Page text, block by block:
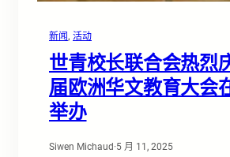
新闻, 活动
世青校长联合会热烈
届欧洲华文教育大会
举办
Siwen Michaud ·5 月 11, 2025